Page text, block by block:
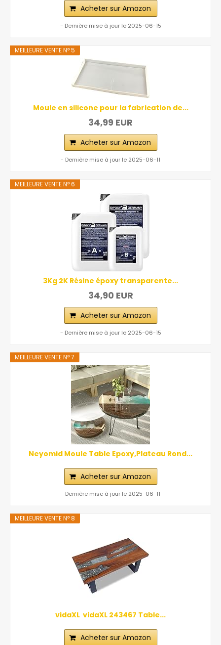
Acheter sur Amazon
- Dernière mise à jour le 2025-06-15
MEILLEURE VENTE N° 5
Moule en silicone pour la fabrication de...
34,99 EUR
Acheter sur Amazon
- Dernière mise à jour le 2025-06-11
MEILLEURE VENTE N° 6
3Kg 2K Résine époxy transparente...
34,90 EUR
Acheter sur Amazon
- Dernière mise à jour le 2025-06-15
MEILLEURE VENTE N° 7
Neyomid Moule Table Epoxy,Plateau Rond...
Acheter sur Amazon
- Dernière mise à jour le 2025-06-11
MEILLEURE VENTE N° 8
vidaXL ‎ vidaXL‎ ‎243467 Table...
Acheter sur Amazon